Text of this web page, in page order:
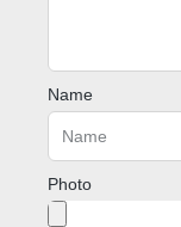
Name
Photo